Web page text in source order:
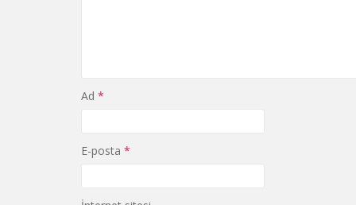
Ad *
E-posta *